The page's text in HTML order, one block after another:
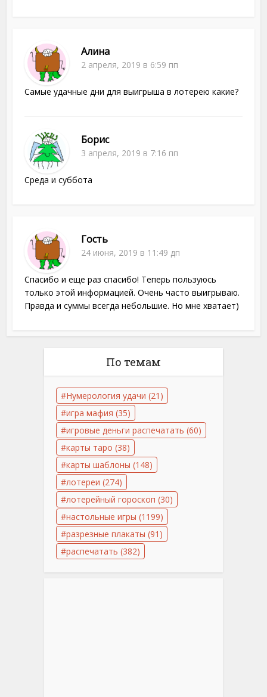
Алина
2 апреля, 2019 в 6:59 пп
Самые удачные дни для выигрыша в лотерею какие?
Борис
3 апреля, 2019 в 7:16 пп
Среда и суббота
Гость
24 июня, 2019 в 11:49 дп
Спасибо и еще раз спасибо! Теперь пользуюсь
только этой информацией. Очень часто выигрываю.
Правда и суммы всегда небольшие. Но мне хватает)
По темам
Нумерология удачи (21)
игра мафия (35)
игровые деньги распечатать (60)
карты таро (38)
карты шаблоны (148)
лотереи (274)
лотерейный гороскоп (30)
настольные игры (1199)
разрезные плакаты (91)
распечатать (382)